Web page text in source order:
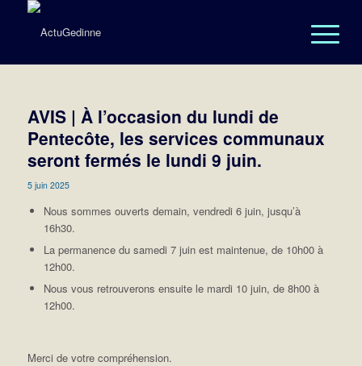
AVIS | À l’occasion du lundi de
Pentecôte, les services communaux
seront fermés le lundi 9 juin.
5 juin 2025
Nous sommes ouverts demain, vendredi 6 juin, jusqu’à
16h30.
La permanence du samedi 7 juin est maintenue, de 10h00 à
12h00.
Nous vous retrouverons ensuite le mardi 10 juin, de 8h00 à
12h00.
Merci de votre compréhension.